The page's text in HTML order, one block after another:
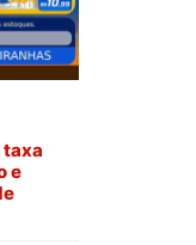
taxa
e